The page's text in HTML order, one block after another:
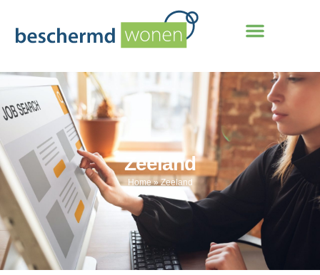
Zeeland
Home»Zeeland